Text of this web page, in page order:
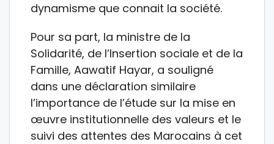
dynamisme que connait la société.
Pour sa part, la ministre de la
Solidarité, de l’Insertion sociale et de la
Famille, Aawatif Hayar, a souligné
dans une déclaration similaire
l’importance de l’étude sur la mise en
œuvre institutionnelle des valeurs et le
suivi des attentes des Marocains à cet